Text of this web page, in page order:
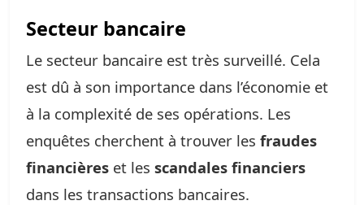
Secteur bancaire
Le secteur bancaire est très surveillé. Cela
est dû à son importance dans l’économie et
à la complexité de ses opérations. Les
enquêtes cherchent à trouver les fraudes
financières et les scandales financiers
dans les transactions bancaires.